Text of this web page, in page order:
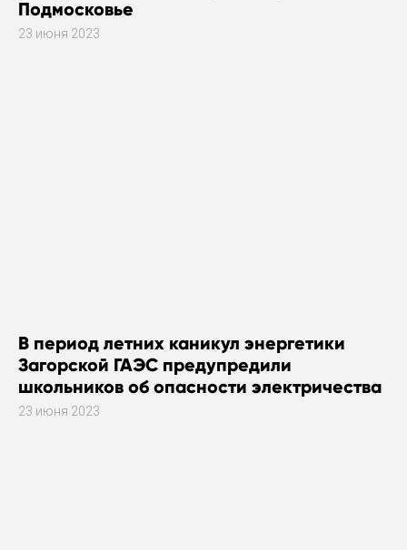
Подмосковье
23 июня 2023
В период летних каникул энергетики
Загорской ГАЭС предупредили
школьников об опасности электричества
23 июня 2023